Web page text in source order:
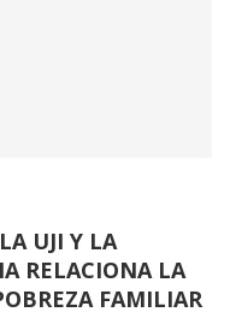
UJI Y LA
RELACIONA LA
FAMILIAR